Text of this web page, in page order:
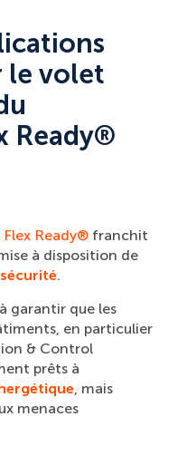
le volet
Ready®
Flex Ready® franchit
à disposition de
.
garantir que les
en particulier
& Control
prêts à
, mais
menaces